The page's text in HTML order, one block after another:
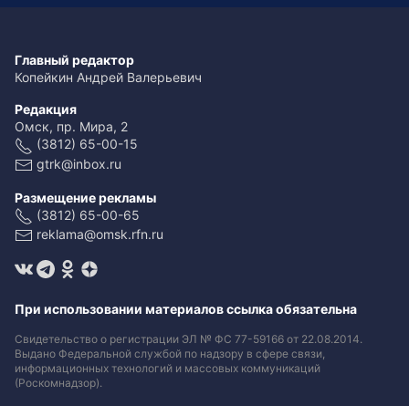
Главный редактор
Копейкин Андрей Валерьевич
Редакция
Омск, пр. Мира, 2
(3812) 65-00-15
gtrk@inbox.ru
Размещение рекламы
(3812) 65-00-65
reklama@omsk.rfn.ru
При использовании материалов ссылка обязательна
Свидетельство о регистрации ЭЛ № ФС 77-59166 от 22.08.2014.
Выдано Федеральной службой по надзору в сфере связи,
информационных технологий и массовых коммуникаций
(Роскомнадзор).